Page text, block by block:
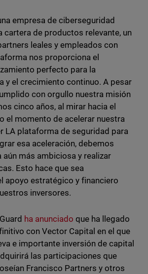
empresa de ciberseguridad
cartera de productos relevante, un
leales y empleados con
nos proporciona el
perfecto para la
y el crecimiento continuo. A pesar
con orgullo nuestra misión
cinco años, al mirar hacia el
el momento de acelerar nuestra
LA plataforma de seguridad para
esa aceleración, debemos
aún más ambiciosa y realizar
Esto hace que sea
apoyo estratégico y financiero
inversores.
ha anunciado que ha llegado
con Vector Capital en el que
e importante inversión de capital
las participaciones que
Francisco Partners y otros